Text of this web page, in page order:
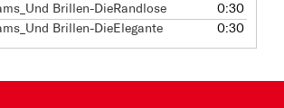
Brillen-DieRandlose
0:30
Brillen-DieElegante 0:30